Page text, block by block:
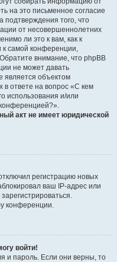
на это письменное согласие
подтверждения того, что
от несовершеннолетних
ли это к вам, как к
самой конференции,
внимание, что phpBB
не может давать
является объектом
в ответе на вопрос «С кем
использования и/или
акт не имеет юридической
регистрацию новых
ваш IP-адрес или
конференции.
войти!
и пароль. Если они верны, то